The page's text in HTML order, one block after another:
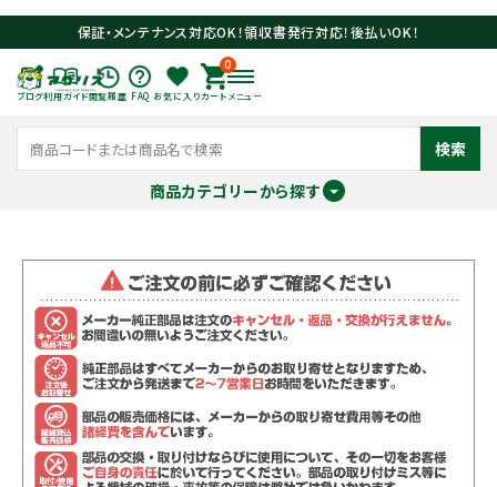
保証・メンテナンス対応OK！領収書発行対応！後払いOK！
ブログ利用ガイド閲覧履歴 FAQ お気に入り
0
カート メニュー
検索
商品カテゴリーから探す
ログイン person 会員登録
search